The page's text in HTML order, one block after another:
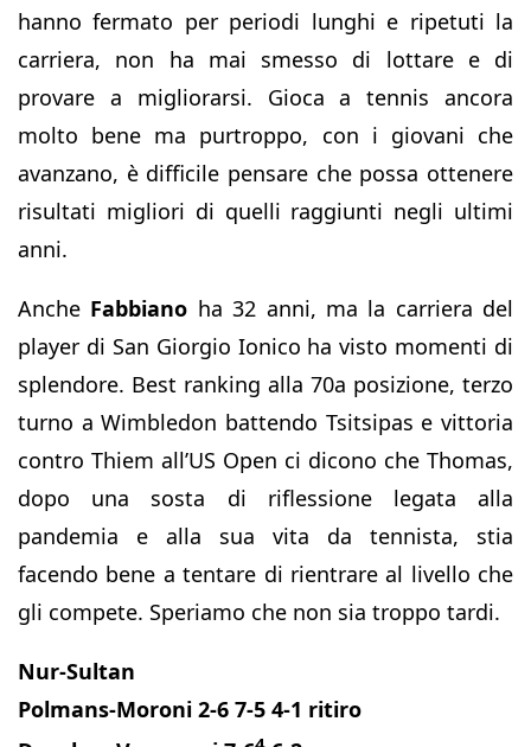
hanno fermato per periodi lunghi e ripetuti la
carriera, non ha mai smesso di lottare e di
provare a migliorarsi. Gioca a tennis ancora
molto bene ma purtroppo, con i giovani che
avanzano, è difficile pensare che possa ottenere
risultati migliori di quelli raggiunti negli ultimi
anni.
Anche Fabbiano ha 32 anni, ma la carriera del
player di San Giorgio Ionico ha visto momenti di
splendore. Best ranking alla 70a posizione, terzo
turno a Wimbledon battendo Tsitsipas e vittoria
contro Thiem all’US Open ci dicono che Thomas,
dopo una sosta di riflessione legata alla
pandemia e alla sua vita da tennista, stia
facendo bene a tentare di rientrare al livello che
gli compete. Speriamo che non sia troppo tardi.
Nur-Sultan
Polmans-Moroni 2-6 7-5 4-1 ritiro